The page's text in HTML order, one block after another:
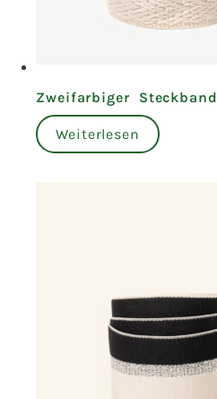
Zweifarbiger Steckband
Weiterlesen